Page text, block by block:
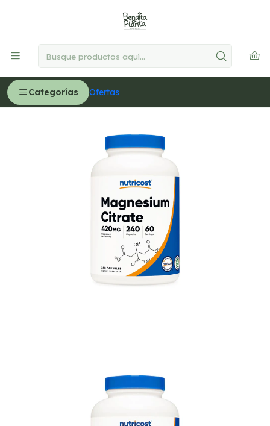
Categorías Ofertas
Delivery GRATIS en Lima desde S/300
Citrato de Magnesio 420 mg por servicio - 240 cápsulas
(PARA IMPORTAR)